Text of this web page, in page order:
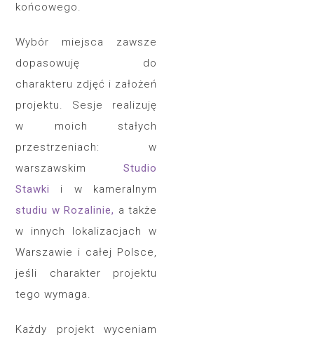
końcowego.
Wybór miejsca zawsze
dopasowuję do
charakteru zdjęć i założeń
projektu. Sesje realizuję
w moich stałych
przestrzeniach: w
warszawskim Studio
Stawki
i w kameralnym
studiu w Rozalinie, a także
w innych lokalizacjach w
Warszawie i całej Polsce,
jeśli charakter projektu
tego wymaga.
Każdy projekt wyceniam